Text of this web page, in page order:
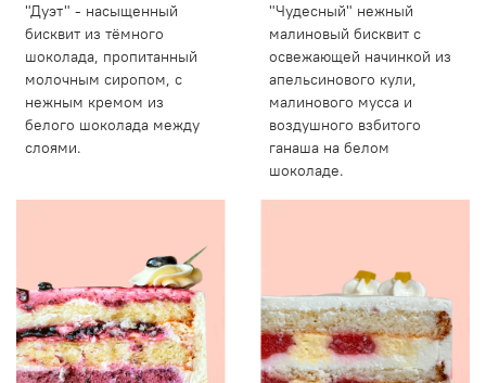
"Дуэт" - насыщенный
бисквит из тёмного
шоколада, пропитанный
молочным сиропом, с
нежным кремом из
белого шоколада между
слоями.
"Чудесный" нежный
малиновый бисквит с
освежающей начинкой из
апельсинового кули,
малинового мусса и
воздушного взбитого
ганаша на белом
шоколаде.